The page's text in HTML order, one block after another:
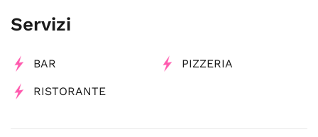
Servizi
BAR PIZZERIA
RISTORANTE